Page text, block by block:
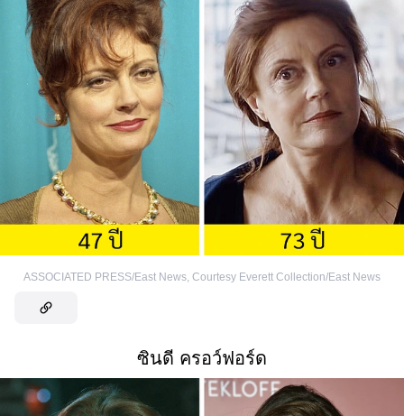
ASSOCIATED PRESS/East News Courtesy Everett Collection/East News
ซินดี ครอว์ฟอร์ด